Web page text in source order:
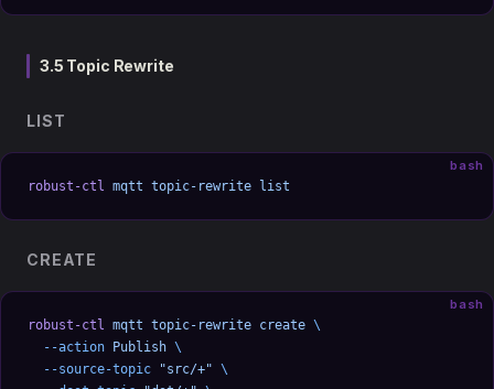
3.5 Topic Rewrite
LIST
bash
robust-ctl mqtt topic-rewrite list
CREATE
bash
robust-ctl mqtt topic-rewrite create \
  --action
Publish \
  --source-topic
"src/+" \